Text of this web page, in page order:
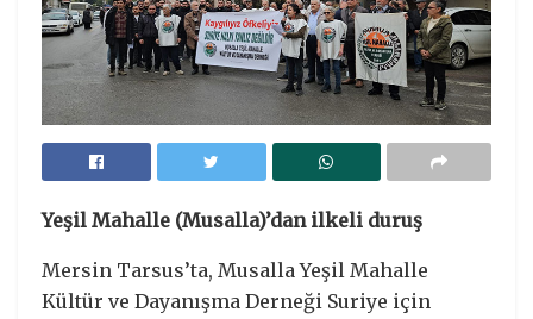
Yeşil Mahalle (Musalla)’dan ilkeli duruş
Mersin Tarsus’ta, Musalla Yeşil Mahalle
Kültür ve Dayanışma Derneği Suriye için